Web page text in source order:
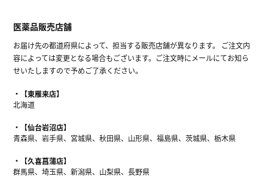
医薬品販売店舗
お届け先の都道府県によって、担当する販売店舗が異なります。 ご注文内
容によっては変更となる場合もございます。ご注文時にメールにてお知ら
せいたしますので予めご了承ください。
【東雁来店】
北海道
【仙台岩沼店】
青森県、岩手県、宮城県、秋田県、山形県、福島県、茨城県、栃木県
【久喜菖蒲店】
群馬県、埼玉県、新潟県、山梨県、長野県